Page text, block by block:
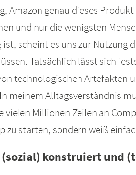
Amazon genau dieses
und nur die wenigsten
ist, scheint es uns zur
Tatsächlich lässt sich
technologischen Artefakten
meinem Alltagsverständnis
vielen Millionen Zeilen an
zu starten, sondern weiß
(sozial) konstruiert und